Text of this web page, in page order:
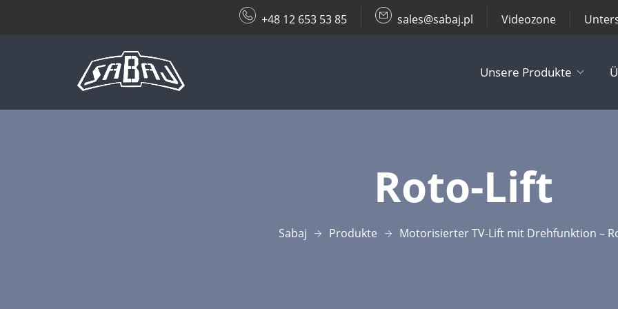
+48 12 653 53 85 sales@sabaj.pl Videozone
Unsere Produkte
Decken- /
Roto-Lift​
Sabaj Produkte Motorisierter TV-Lift mit Drehfunktion –